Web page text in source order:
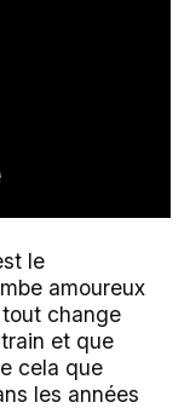
le
amoureux
tout change
et que
cela que
les années